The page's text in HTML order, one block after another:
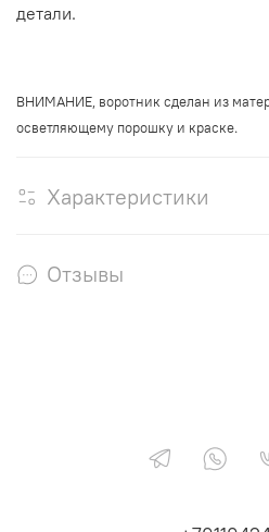
детали.
ВНИМАНИЕ, воротник сделан из
осветляющему порошку и краске.
Характеристики
Отзывы